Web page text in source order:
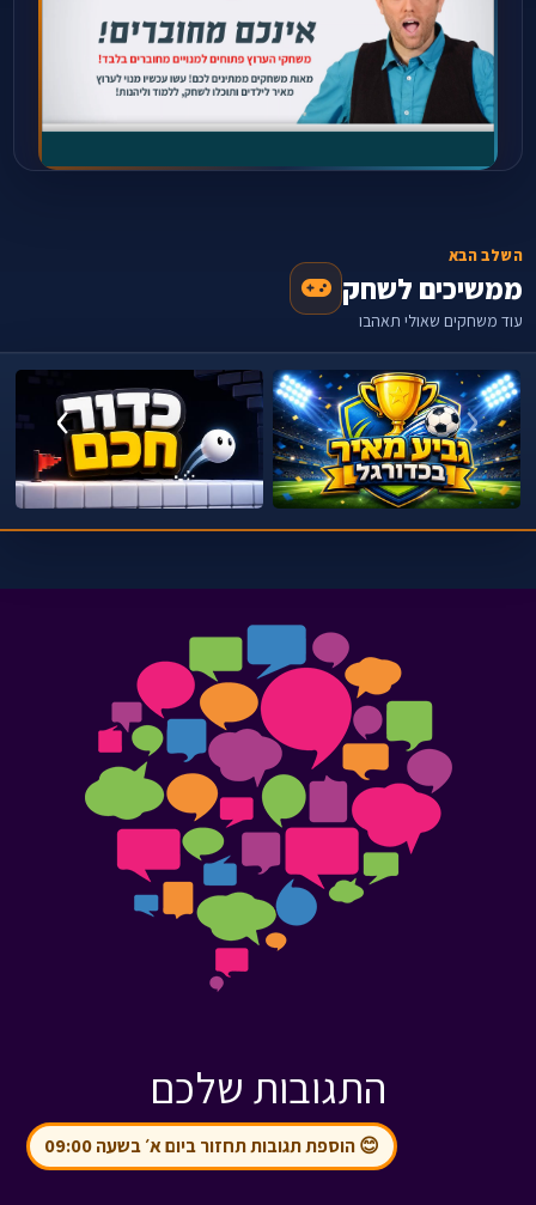
השלב הבא
ממשיכים לשחק
עוד משחקים שאולי תאהבו
‹
›
התגובות שלכם
😊 הוספת תגובות תחזור ביום א׳ בשעה 09:00